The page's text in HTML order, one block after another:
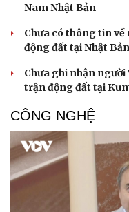
Sức khỏe
Dinh dưỡng - món ngon
Cây thuốc
Sản phụ khoa
Nhi khoa
Làm đẹp - giảm cân
Nam Nhật Bản
Chưa có thông tin
động đất tại Nhật Bản
Chưa ghi nhận
trận động đất tại
CÔNG NGHỆ